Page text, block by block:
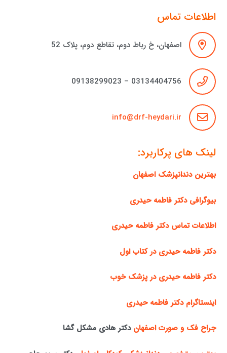
اطلاعات تماس
اصفهان، خ رباط دوم، تقاطع دوم، پلاک 52
03134404756 – 09138299023
info@drf-heydari.ir
لینک های پرکاربرد:
بهترین دندانپزشک اصفهان
بیوگرافی دکتر فاطمه حیدری
اطلاعات تماس دکتر فاطمه حیدری
دکتر فاطمه حیدری در کتاب اول
دکتر فاطمه حیدری در پزشک خوب
اینستاگرام دکتر فاطمه حیدری
جراح فک و صورت اصفهان دکتر هادی مشکل گشا